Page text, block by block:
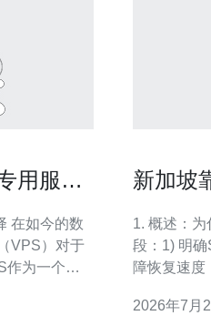
用服务
VPS）对于
作为一个备
专用服务
新加坡
1. 概述：
段：1) 明
障恢复速度
A. 工单（最
2026年7月